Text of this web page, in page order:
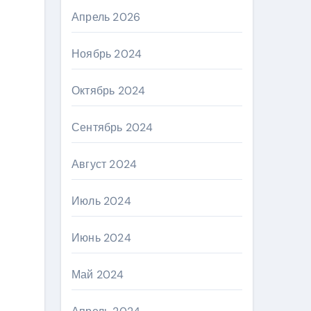
Апрель 2026
Ноябрь 2024
Октябрь 2024
Сентябрь 2024
Август 2024
Июль 2024
Июнь 2024
Май 2024